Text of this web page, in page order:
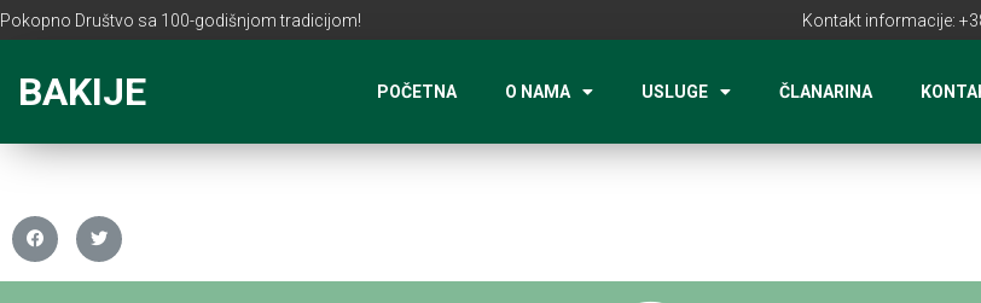
Pokopno Društvo sa 100-godišnjom tradicijom! Kontakt informacije:
BAKIJE POČETNA O NAMA USLUGE ČLANARINA